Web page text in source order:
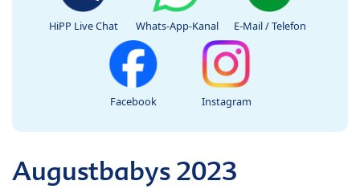
HiPP Live Chat Whats-App-Kanal E-Mail / Telefon
Facebook Instagram
Augustbabys 2023